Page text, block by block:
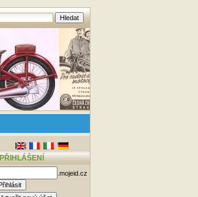
PŘIHLÁŠENÍ
.mojeid.cz